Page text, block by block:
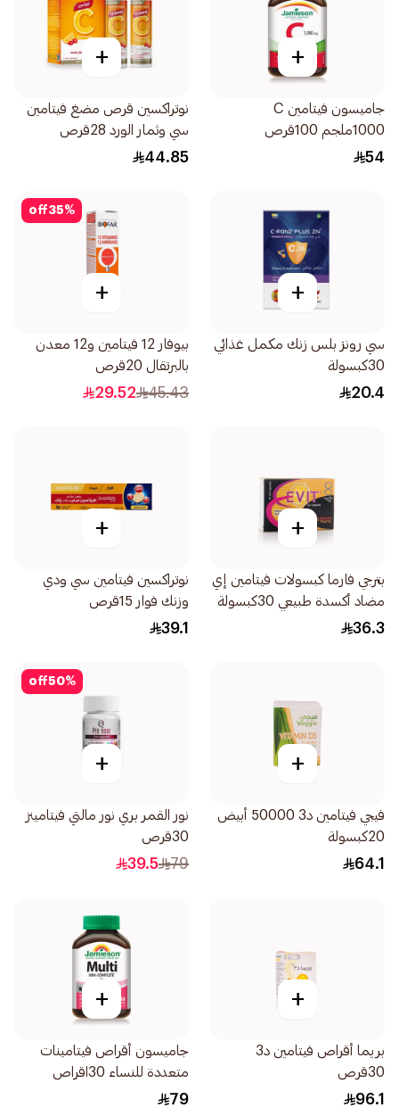
+
جاميسون فيتامين C
1000ملجم 100قرص
54
+
نوتراكسين قرص مضغ فيتامين
سي وثمار الورد 28قرص
44.85
+
سي رونز بلس زنك مكمل غذائي
30كبسولة
20.4
35%
off
+
بيوفار 12 فيتامين و12 معدن
بالبرتقال 20قرص
45.43
29.52
+
بترجي فارما كبسولات فيتامين إي
مضاد أكسدة طبيعي 30كبسولة
36.3
+
نوتراكسين فيتامين سي ودي
وزنك فوار 15قرص
39.1
+
فيجي فيتامين د3 50000 أبيض
20كبسولة
64.1
50%
off
+
نور القمر بري نور مالتي فيتامينز
30قرص
79
39.5
+
بريما أقراص فيتامين د3
30قرص
96.1
+
جاميسون أقراص فيتامينات
متعددة للنساء 30اقراص
79